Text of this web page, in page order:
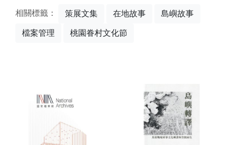
相關標籤： 策展文集 在地故事 島嶼故事
檔案管理 桃園眷村文化節